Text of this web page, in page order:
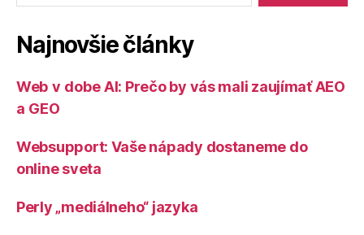
Najnovšie články
Web v dobe AI: Prečo by vás mali zaujímať AEO
a GEO
Websupport: Vaše nápady dostaneme do
online sveta
Perly „mediálneho“ jazyka